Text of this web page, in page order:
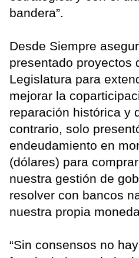
bandera”.
Desde Siempre
presentado proyectos
Legislatura para
mejorar la
reparación histórica y
contrario, solo
endeudamiento en
(dólares) para
nuestra gestión de
resolver con bancos
nuestra propia
“Sin consensos no